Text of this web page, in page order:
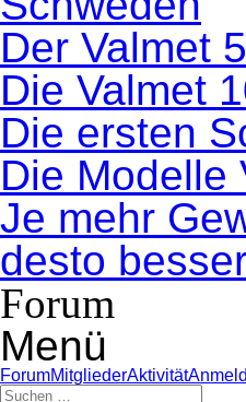
Der Valmet
Die Valmet
Die ersten
Die Modelle
Je mehr
desto
Forum
Menü
Forum-
Navigation
ForumMitgliederAktivität